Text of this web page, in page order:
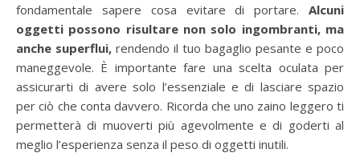
fondamentale sapere cosa evitare di portare. Alcuni
oggetti possono risultare non solo ingombranti, ma
anche superflui, rendendo il tuo bagaglio pesante e poco
maneggevole. È importante fare una scelta oculata per
assicurarti di avere solo l’essenziale e di lasciare spazio
per ciò che conta davvero. Ricorda che uno zaino leggero ti
permetterà di muoverti più agevolmente e di goderti al
meglio l’esperienza senza il peso di oggetti inutili.